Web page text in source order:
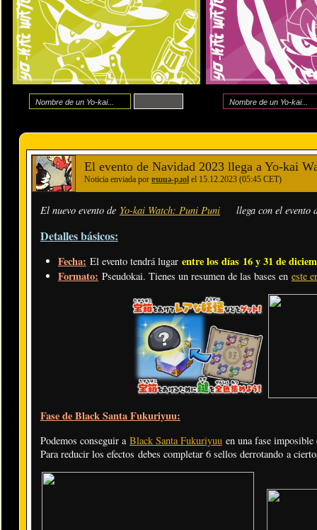
El evento de Navidad 2023 llega a Yo-kai
Noticia enviada por ɐɯuǝ-pɹol el 15.12.2023 (05:45 CET)
El nuevo evento de Yo-kai Watch: Puni Puni llega con el evento
Detalles básicos:
Fecha: El evento tendrá lugar entre los días 16 y 31 de
Formato: Pseudokai. Tienes un resumen de las bases en este
Fase de Black Santa Fukuriyuu:
Podemos conseguir a Black Santa Fukuriyuu en una fase
Para reducir los efectos debes completar 6 sellos derrotando a